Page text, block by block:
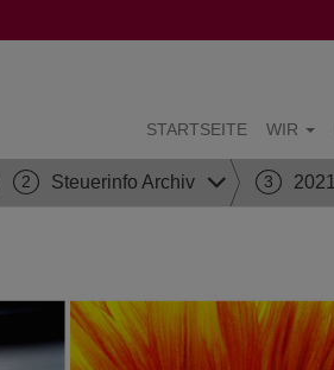
STARTSEITE WIR
2 Steuerinfo Archiv 3 2021